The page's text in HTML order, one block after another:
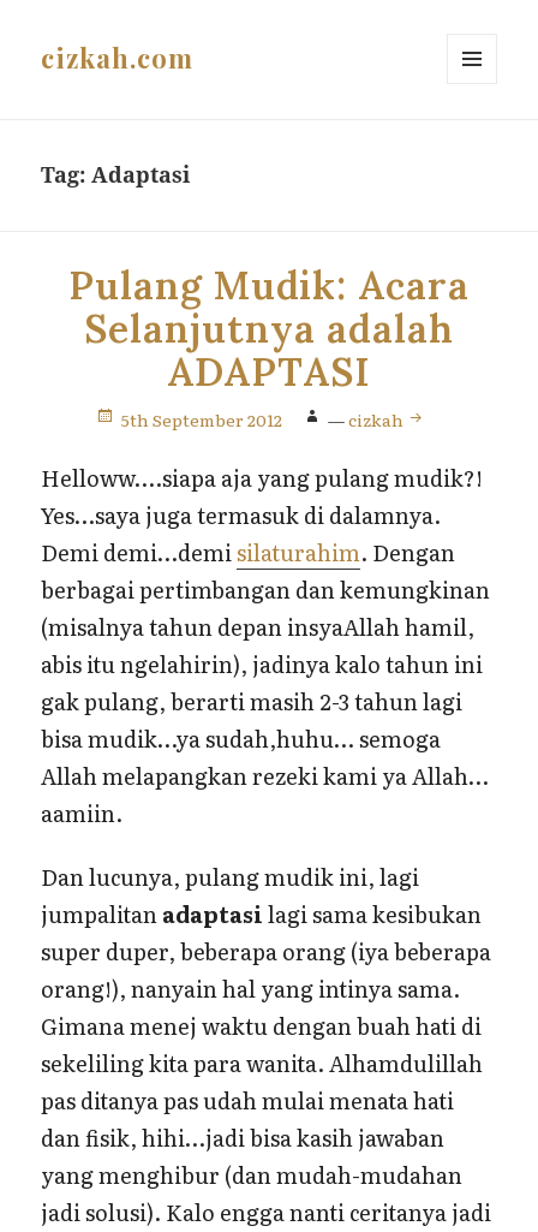
cizkah.com
Tag:Adaptasi
Pulang Mudik: Acara
Selanjutnya adalah
ADAPTASI
5th September 2012 —cizkah
Helloww….siapa aja yang pulang mudik?!
Yes…saya juga termasuk di dalamnya.
Demi demi…demisilaturahim. Dengan
berbagai pertimbangan dan kemungkinan
(misalnya tahun depan insyaAllah hamil,
abis itu ngelahirin), jadinya kalo tahun ini
gak pulang, berarti masih 2-3 tahun lagi
bisa mudik…ya sudah,huhu… semoga
Allah melapangkan rezeki kami ya Allah…
aamiin.
Dan lucunya, pulang mudik ini, lagi
jumpalitanadaptasilagi sama kesibukan
super duper, beberapa orang (iya beberapa
orang!), nanyain hal yang intinya sama.
Gimana menej waktu dengan buah hati di
sekeliling kita para wanita. Alhamdulillah
pas ditanya pas udah mulai menata hati
dan fisik, hihi…jadi bisa kasih jawaban
yang menghibur (dan mudah-mudahan
jadi solusi). Kalo engga nanti ceritanya jadi